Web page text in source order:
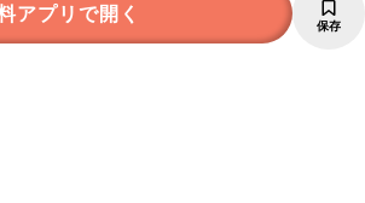
アプリで開く 保存